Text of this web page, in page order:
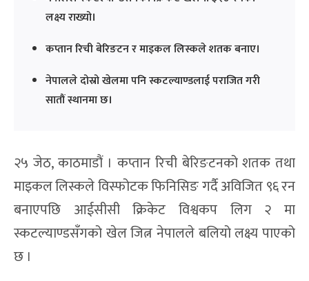
लक्ष्य राख्यो।
कप्तान रिची बेरिङटन र माइकल लिस्कले शतक बनाए।
नेपालले दोस्रो खेलमा पनि स्कटल्याण्डलाई पराजित गरी
सातौं स्थानमा छ।
२५ जेठ, काठमाडौं । कप्तान रिची बेरिङटनको शतक तथा
माइकल लिस्कले विस्फोटक फिनिसिङ गर्दै अविजित ९६ रन
बनाएपछि आईसीसी क्रिकेट विश्वकप लिग २ मा
स्कटल्याण्डसँगको खेल जित्न नेपालले बलियो लक्ष्य पाएको
छ ।